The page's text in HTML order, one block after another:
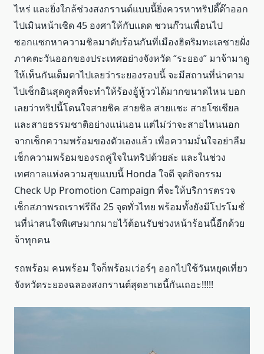
ไหร่ และยิ่งใกล้ช่วงสงกรานต์แบบนี้ยิ่งควรหาทริปดี๊ด๊าออก
ไปเมินหน้าเชิด 45 องศาให้กับแดด ชวนก๊วนเพื่อนไป
ซอกแซกหาความชิลมาดับร้อนกันที่เมืองฮิตริมทะเลชายฝั่ง
ภาคตะวันออกของประเทศอย่างจังหวัด “ระยอง” มาจ้ามาดู
ให้เห็นกันเต็มตาไปเลยว่าระยองรอบนี้ จะมีสถานที่น่าตาม
ไปเช็กอินสุดคูลที่จะทำให้ร้องอู้หู้ววได้มากขนาดไหน บอก
เลยว่าทริปนี้โดนใจสายชิค สายชิล สายแชะ สายโซเชียล
และสายธรรมชาติอย่างแน่นอน แต่ไม่ว่าจะสายไหนนอก
จากเช็กความพร้อมของตัวเองแล้ว เพื่อความมั่นใจอย่าลืม
เช็กความพร้อมของรถคู่ใจในทริปด้วยล่ะ และในช่วง
เทศกาลแห่งความสุขแบบนี้ Honda ใจดี จุดกิจกรรม
Check Up Promotion Campaign ที่จะให้บริการตรวจ
เช็กสภาพรถเราฟรีถึง 25 จุดทั่วไทย พร้อมทั้งยังมีโปรโมชั่
นที่น่าสนใจพิเศษมากมายไว้ต้อนรับช่วงหน้าร้อนนี้อีกด้วย
จ้าทุกคน
รถพร้อม คนพร้อม ใจก็พร้อมเว่อร์ๆ ออกไปใช้วันหยุดเที่ยว
จังหวัดระยองฉลองสงกรานต์สุดฮาเฮนี้กันเถอะ!!!!!